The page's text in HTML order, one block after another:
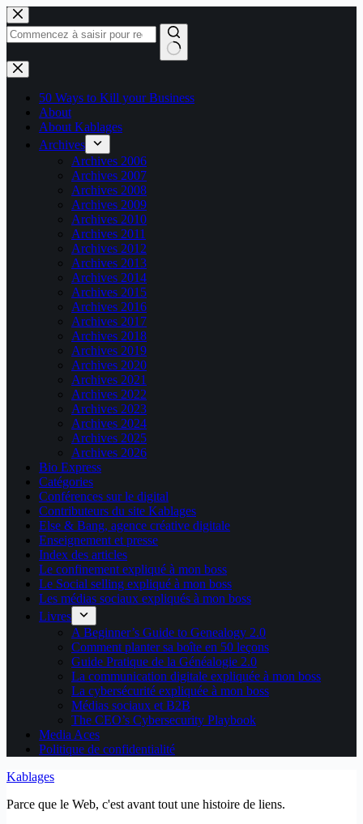
Passer
au
contenu
Aucun
résultat
50 Ways to Kill your Business
About
About Kablages
Archives
Archives 2006
Archives 2007
Archives 2008
Archives 2009
Archives 2010
Archives 2011
Archives 2012
Archives 2013
Archives 2014
Archives 2015
Archives 2016
Archives 2017
Archives 2018
Archives 2019
Archives 2020
Archives 2021
Archives 2022
Archives 2023
Archives 2024
Archives 2025
Archives 2026
Bio Express
Catégories
Conférences sur le digital
Contributeurs du site Kablages
Else & Bang, agence créative digitale
Enseignement et presse
Index des articles
Le confinement expliqué à mon boss
Le Social selling expliqué à mon boss
Les médias sociaux expliqués à mon boss
Livres
A Beginner’s Guide to Genealogy 2.0
Comment planter sa boîte en 50 leçons
Guide Pratique de la Généalogie 2.0
La communication digitale expliquée à mon boss
La cybersécurité expliquée à mon boss
Médias sociaux et B2B
The CEO’s Cybersecurity Playbook
Media Aces
Politique de confidentialité
Kablages
Parce que le Web, c'est avant tout une histoire de liens.